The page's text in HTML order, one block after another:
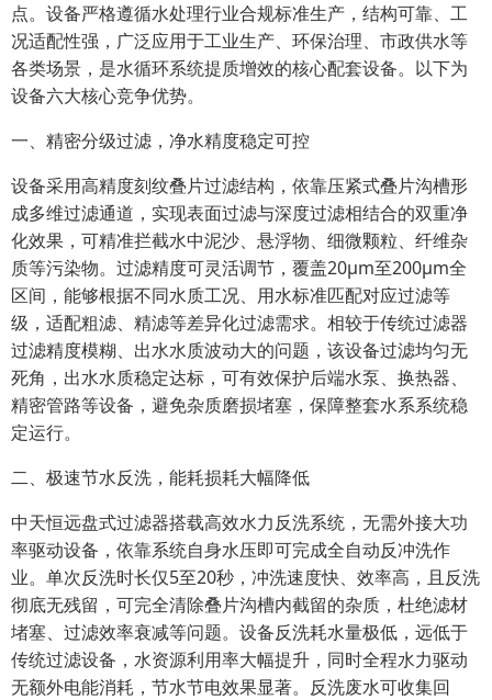
点。设备严格遵循水处理行业合规标准生产，结构可靠、工
况适配性强，广泛应用于工业生产、环保治理、市政供水等
各类场景，是水循环系统提质增效的核心配套设备。以下为
设备六大核心竞争优势。
一、精密分级过滤，净水精度稳定可控
设备采用高精度刻纹叠片过滤结构，依靠压紧式叠片沟槽形
成多维过滤通道，实现表面过滤与深度过滤相结合的双重净
化效果，可精准拦截水中泥沙、悬浮物、细微颗粒、纤维杂
质等污染物。过滤精度可灵活调节，覆盖20μm至200μm全
区间，能够根据不同水质工况、用水标准匹配对应过滤等
级，适配粗滤、精滤等差异化过滤需求。相较于传统过滤器
过滤精度模糊、出水水质波动大的问题，该设备过滤均匀无
死角，出水水质稳定达标，可有效保护后端水泵、换热器、
精密管路等设备，避免杂质磨损堵塞，保障整套水系系统稳
定运行。
二、极速节水反洗，能耗损耗大幅降低
中天恒远盘式过滤器搭载高效水力反洗系统，无需外接大功
率驱动设备，依靠系统自身水压即可完成全自动反冲洗作
业。单次反洗时长仅5至20秒，冲洗速度快、效率高，且反洗
彻底无残留，可完全清除叠片沟槽内截留的杂质，杜绝滤材
堵塞、过滤效率衰减等问题。设备反洗耗水量极低，远低于
传统过滤设备，水资源利用率大幅提升，同时全程水力驱动
无额外电能消耗，节水节电效果显著。反洗废水可收集回